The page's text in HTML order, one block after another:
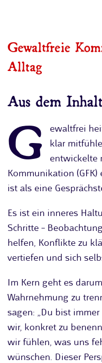
Gewaltfreie
Alltag
Aus dem Inhalt
G
ewaltfrei
klar
entwickelte
Kommunikation
ist als eine
Es ist ein inneres
Schritte –
helfen, Konflikte zu
vertiefen und sich
Im Kern geht es
Wahrnehmung zu
sagen: „Du bist
wir, konkret zu
wir fühlen, was uns
wünschen. Dieser